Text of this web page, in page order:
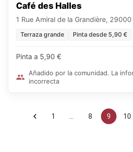
Café des Halles
1 Rue Amiral de la Grandière,
Terraza grande Pinta desde 5,90 €
Pinta a 5,90 €
Añadido por la comunidad. La
incorrecta
1 8 9 10